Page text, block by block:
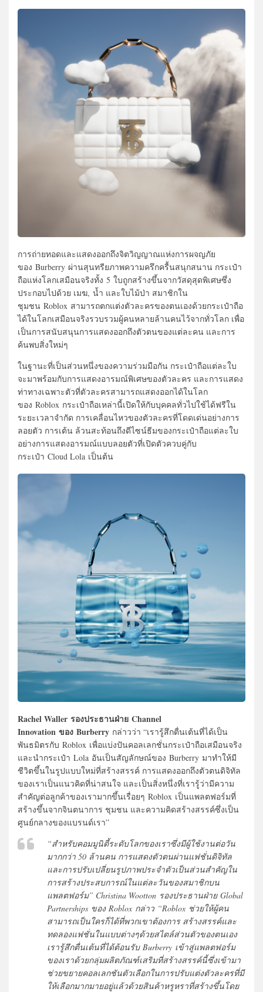
การถ่ายทอดและแสดงออกถึงจิตวิญญาณแห่งการผจญภัย
ของ Burberry ผ่านสุนทรียภาพความครึกครื้นสนุกสนาน กระเป๋า
ถือแห่งโลกเสมือนจริงทั้ง 5 ใบถูกสร้างขึ้นจากวัสดุสุดพิเศษซึ่ง
ประกอบไปด้วย เมฆ, น้ำ และใบไม้ป่า สมาชิกใน
ชุมชน Roblox สามารถตกแต่งตัวละครของตนเองด้วยกระเป๋าถือ
ได้ในโลกเสมือนจริงรวบรวมผู้คนหลายล้านคนไว้จากทั่วโลก เพื่อ
เป็นการสนับสนุนการแสดงออกถึงตัวตนของแต่ละคน และการ
ค้นพบสิ่งใหม่ๆ
ในฐานะที่เป็นส่วนหนึ่งของความร่วมมือกัน กระเป๋าถือแต่ละใบ
จะมาพร้อมกับการแสดงอารมณ์พิเศษของตัวละคร และการแสดง
ท่าทางเฉพาะตัวที่ตัวละครสามารถแสดงออกได้ในโลก
ของ Roblox กระเป๋าถือเหล่านี้เปิดให้กับบุคคลทั่วไปใช้ได้ฟรีใน
ระยะเวลาจำกัด การเคลื่อนไหวของตัวละครที่โดดเด่นอย่างการ
ลอยตัว การเต้น ล้วนสะท้อนถึงดีไซน์ธีมของกระเป๋าถือแต่ละใบ
อย่างการแสดงอารมณ์แบบลอยตัวที่เปิดตัวควบคู่กับ
กระเป๋า Cloud Lola เป็นต้น
Rachel Waller รองประธานฝ่าย Channel
Innovation ของ Burberry กล่าวว่า “เรารู้สึกตื่นเต้นที่ได้เป็น
พันธมิตรกับ Roblox เพื่อแบ่งปันคอลเลกชั่นกระเป๋าถือเสมือนจริง
และนำกระเป๋า Lola อันเป็นสัญลักษณ์ของ Burberry มาทำให้มี
ชีวิตขึ้นในรูปแบบใหม่ที่สร้างสรรค์ การแสดงออกถึงตัวตนดิจิทัล
ของเราเป็นแนวคิดที่น่าสนใจ และเป็นสิ่งหนึ่งที่เรารู้ว่ามีความ
สำคัญต่อลูกค้าของเรามากขึ้นเรื่อยๆ Roblox เป็นแพลตฟอร์มที่
สร้างขึ้นจากจินตนาการ ชุมชน และความคิดสร้างสรรค์ซึ่งเป็น
ศูนย์กลางของแบรนด์เรา”
“สำหรับคอมมูนิตี้ระดับโลกของเราซึ่งมีผู้ใช้งานต่อวัน
มากกว่า 50 ล้านคน การแสดงตัวตนผ่านแฟชั่นดิจิทัล
และการปรับเปลี่ยนรูปภาพประจำตัวเป็นส่วนสำคัญใน
การสร้างประสบการณ์ในแต่ละวันของสมาชิกบน
แพลตฟอร์ม” Christina Wootton รองประธานฝ่าย Global
Partnerships ของ Roblox กล่าว “Roblox ช่วยให้ผู้คน
สามารถเป็นใครก็ได้ที่พวกเขาต้องการ สร้างสรรค์และ
ทดลองแฟชั่นในแบบต่างๆด้วยสไตล์ส่วนตัวของตนเอง
เรารู้สึกตื่นเต้นที่ได้ต้อนรับ Burberry เข้าสู่แพลตฟอร์ม
ของเราด้วยกลุ่มผลิตภัณฑ์เสริมที่สร้างสรรค์นี้ซึ่งเข้ามา
ช่วยขยายคอลเลกชันตัวเลือกในการปรับแต่งตัวละครที่มี
ให้เลือกมากมายอยู่แล้วด้วยสินค้าหรูหราที่สร้างขึ้นโดย